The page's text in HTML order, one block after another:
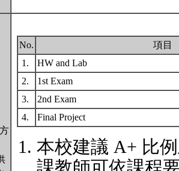
No.
項目
1.
HW and Lab
2.
1st Exam
3.
2nd Exam
4.
Final Project
本校建議 A+ 比